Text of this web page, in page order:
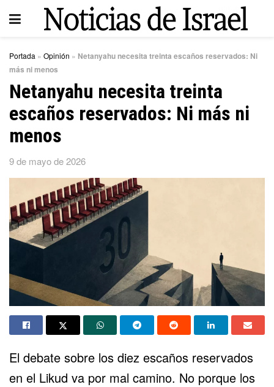
Portada » Opinión » Netanyahu necesita treinta escaños reservados: Ni
más ni menos
Netanyahu necesita treinta
escaños reservados: Ni más ni
menos
9 de mayo de 2026
El debate sobre los diez escaños reservados
en el Likud va por mal camino. No porque los